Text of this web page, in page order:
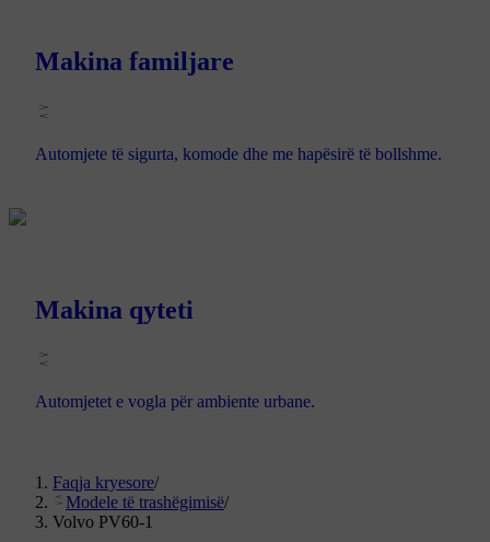
Makina familjare
Automjete të sigurta, komode dhe me hapësirë të bollshme.
Makina qyteti
Automjetet e vogla për ambiente urbane.
Faqja kryesore/
Modele të trashëgimisë/
Volvo PV60-1